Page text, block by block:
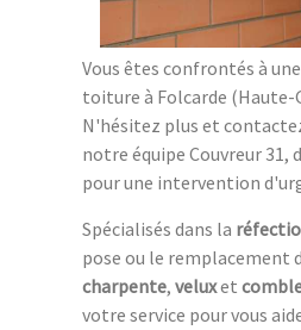
Vous êtes confrontés à une
toiture à Folcarde (Haute-
N'hésitez plus et
notre équipe Couvreur 31,
pour une intervention
Spécialisés dans la
pose ou le remplacement
charpente, veluxet
votre service pour vous